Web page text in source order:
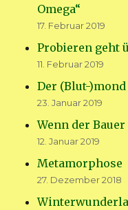
Omega“
17. Februar 2019
Probieren geht
11. Februar 2019
Der (Blut-
23. Januar 2019
Wenn der
12. Januar 2019
Metamorphose
27. Dezember 2018